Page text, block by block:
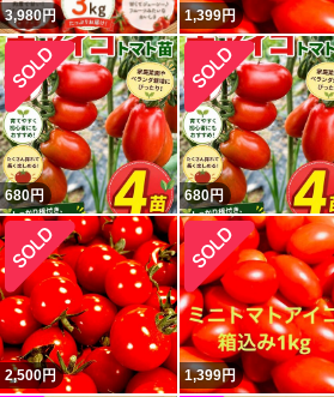
3,980円 1,399円
680円 680円
2,500円 1,399円